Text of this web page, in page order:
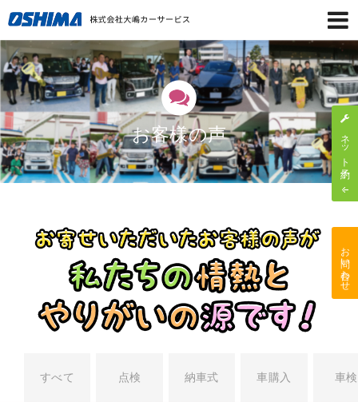
お客様の声
すべて 点検 納車式 車購入 車検
ネット予約
お問い合わせ